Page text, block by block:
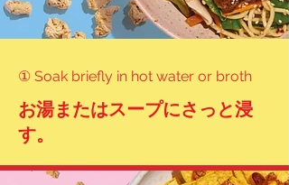
(Himawari Dry Curry)
ひまわり肉まん
(Himawari Baagu)
① Soak briefly in hot water or broth
お湯またはスープにさっと浸
す。